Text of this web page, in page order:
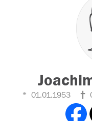
01.01.1953